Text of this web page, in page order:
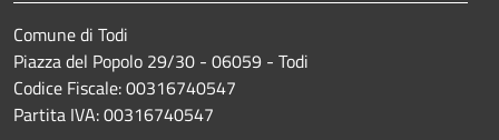
Comune di Todi
Piazza del Popolo 29/30 - 06059 - Todi
Codice Fiscale: 00316740547
Partita IVA: 00316740547